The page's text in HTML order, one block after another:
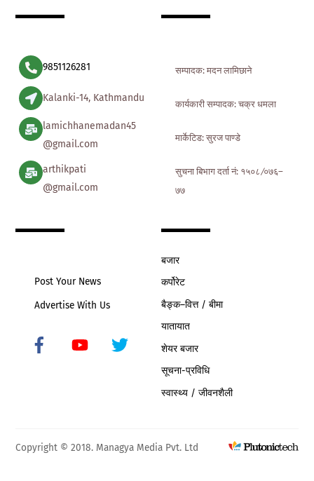
9851126281
Kalanki-14, Kathmandu
lamichhanemadan45
@gmail.com
arthikpati
@gmail.com
सम्पादक: मदन लामिछाने
कार्यकारी सम्पादक: चक्र धमला
मार्केटिड: सुरज पाण्डे
सुचना बिभाग दर्ता नं: १५०८ ∕०७६–
७७
Post Your News
Advertise With Us
Icon
बजार
कर्पोरेट
बैङ्क–वित्त / बीमा
यातायात
शेयर बजार
सूचना-प्रविधि
स्वास्थ्य / जीवनशैली
Copyright © 2018. Managya Media Pvt. Ltd